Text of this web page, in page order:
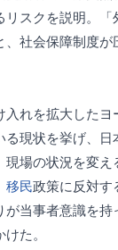
リスクを説明。「
、社会保障制度
入れを拡大した
る現状を挙げ、
現場の状況を変
移民政策に反対す
が当事者意識を
た。